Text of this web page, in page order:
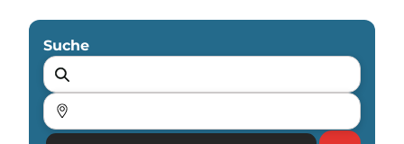
Suche